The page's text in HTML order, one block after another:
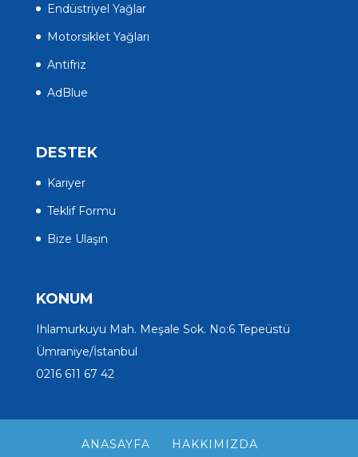
Endüstriyel Yağlar
Motorsiklet Yağları
Antifriz
AdBlue
DESTEK
Kariyer
Teklif Formu
Bize Ulaşın
KONUM
Ihlamurkuyu Mah. Meşale Sok. No:6 Tepeüstü
Ümraniye/İstanbul
0216 611 67 42
ANASAYFA HAKKIMIZDA